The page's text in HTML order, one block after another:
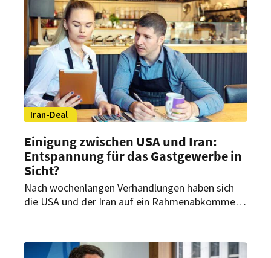
Iran-Deal
Einigung zwischen USA und Iran:
Entspannung für das Gastgewerbe in
Sicht?
Nach wochenlangen Verhandlungen haben sich
die USA und der Iran auf ein Rahmenabkommen
auch für Hotellerie und Gastronomie.